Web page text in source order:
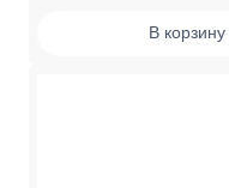
В корзину